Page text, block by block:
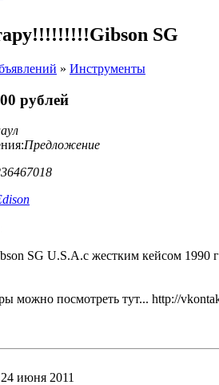
SG
» Инструменты
рублей
Предложение
SG U.S.A.с жестким кейсом 1990
можно посмотреть тут... http://
июня 2011